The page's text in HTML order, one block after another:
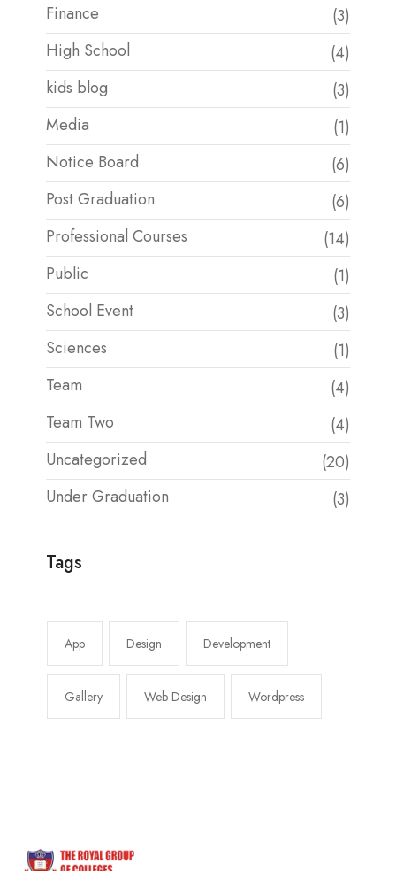
Finance
(3)
High School
(4)
kids blog
(3)
Media
(1)
Notice Board
(6)
Post Graduation
(6)
Professional Courses
(14)
Public
(1)
School Event
(3)
Sciences
(1)
Team
(4)
Team Two
(4)
Uncategorized
(20)
Under Graduation
(3)
Tags
App Design Development
Gallery Web Design Wordpress